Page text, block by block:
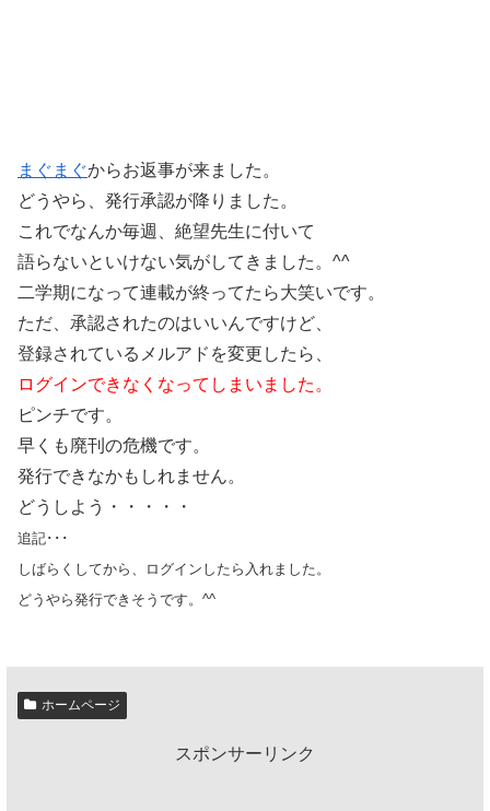
まぐまぐからお返事が来ました。
どうやら、発行承認が降りました。
これでなんか毎週、絶望先生に付いて
語らないといけない気がしてきました。^^ゞ
二学期になって連載が終ってたら大笑いです。
ただ、承認されたのはいいんですけど、
登録されているメルアドを変更したら、
ログインできなくなってしまいました。
ピンチです。
早くも廃刊の危機です。
発行できなかもしれません。
どうしよう・・・・・
追記･･･
しばらくしてから、ログインしたら入れました。
どうやら発行できそうです。^^ゞ
ホームページ
スポンサーリンク